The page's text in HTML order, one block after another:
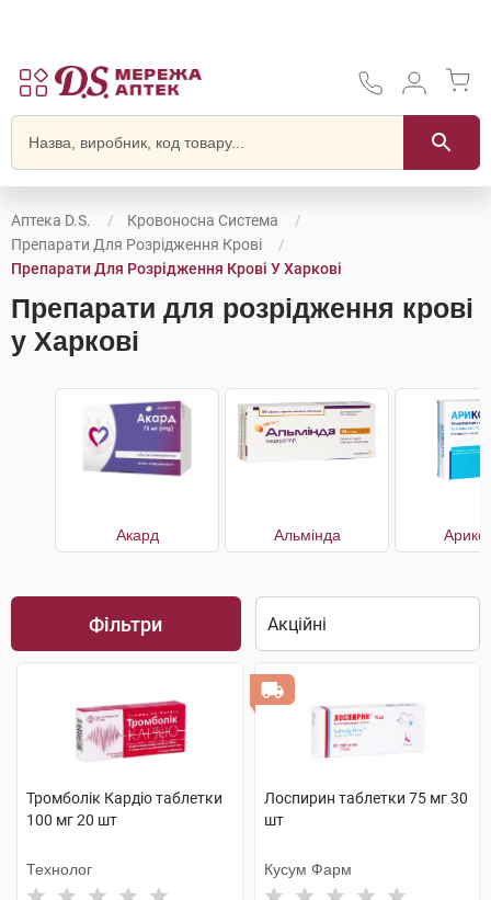
Аптека D.S.
Кровоносна Система
Препарати Для Розрідження Крові
Препарати Для Розрідження Крові У Харкові
Препарати для розрідження крові
у Харкові
Акард Альмінда
Фільтри
Тромболік Кардіо таблетки
100 мг 20 шт
Технолог
Лоспирин таблетки 75 мг 30
шт
Кусум Фарм